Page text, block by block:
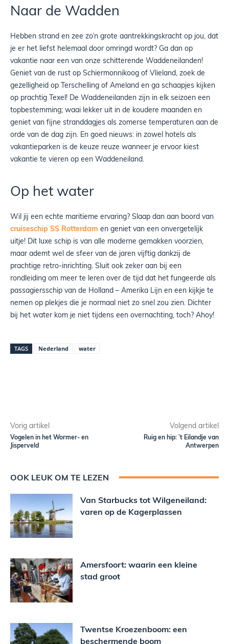
Naar de Wadden
Hebben strand en zee zo’n grote aantrekkingskracht op jou, dat
je er het liefst helemaal door omringd wordt? Ga dan op
vakantie naar een van onze schitterende Waddeneilanden!
Geniet van de rust op Schiermonnikoog of Vlieland, zoek de
gezelligheid op Terschelling of Ameland en ga schaapjes kijken
op prachtig Texel! De Waddeneilanden zijn in elk seizoen een
topbestemming; waai lekker uit in de koudere maanden en
geniet van fijne stranddagjes als zomerse temperaturen aan de
orde van de dag zijn. En goed nieuws: in zowel hotels als
vakantieparken is de keuze reuze wanneer je ervoor kiest
vakantie te vieren op een Waddeneiland.
Op het water
Wil jij een echte maritieme ervaring? Slaap dan aan boord van
cruiseschip SS Rotterdam en geniet van een onvergetelijk
uitje! Dit luxe schip is van alle moderne gemakken voorzien,
maar ademt wel de sfeer van de jaren vijftig dankzij de
prachtige retro-inrichting. Sluit ook zeker aan bij een
rondleiding om meer te leren over de tijd dat het fungeerde als
passagiersschip van de Holland – Amerika Lijn en een kijkje te
nemen op plekjes die je normaal niet zo snel zou zien. Dichter
bij het water kom je niet tijdens een overnachting, toch? Ahoy!
TAGS Nederland water
Vorig artikel
Vogelen in het Wormer- en
Jisperveld
Volgend artikel
Ruig en hip: ’t Eilandje van
Antwerpen
OOK LEUK OM TE LEZEN
Van Starbucks tot Wilgeneiland:
varen op de Kagerplassen
Amersfoort: waarin een kleine
stad groot
Twentse Kroezenboom: een
beschermende boom